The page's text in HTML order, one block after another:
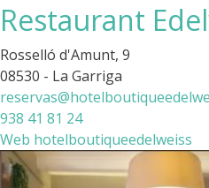
Restaurant
Rosselló d'Amunt, 9
08530 - La Garriga
938 41 81 24
Web hotelboutiqueedelweiss